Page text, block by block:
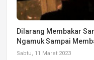
Dilarang Membakar
Ngamuk Sampai
Sabtu, 11 Maret 2023